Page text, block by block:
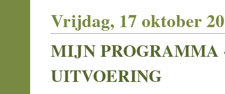
Vrijdag, 17 oktober
MIJN PROGRAMMA
UITVOERING